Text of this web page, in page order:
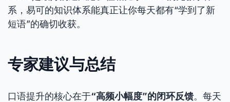
系，易可的知识体系能真正让你每天都有“学到了新
短语”的确切收获。
专家建议与总结
口语提升的核心在于“高频小幅度”的闭环反馈。每天